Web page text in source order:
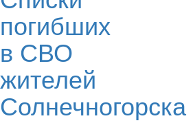
погибших
в СВО
жителей
Солнечногорска